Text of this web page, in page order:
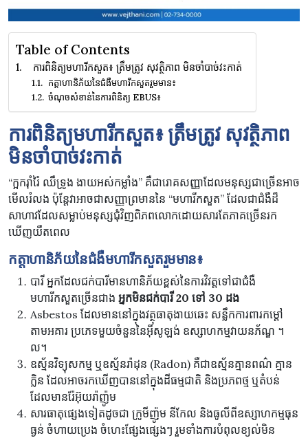
Table of Contents
ការពិនិត្យមហារីកសួត៖ ត្រឹមត្រូវ សុវត្ថិភាព មិនចាំបាច់វះកាត់
កត្តាហានិភ័យនៃជំងឺមហារីកសួតរួមមាន៖
ចំណុចសំខាន់នៃការពិនិត្យ EBUS៖
ការពិនិត្យមហារីកសួត៖ ត្រឹមត្រូវ សុវត្ថិភាព
មិនចាំបាច់វះកាត់
“ក្អករ៉ាំរ៉ៃ ឈឺទ្រូង ងាយអស់កម្លាំង” គឺជារោគសញ្ញាដែលមនុស្សជាច្រើនអាច
មើលរំលង ប៉ុន្តែវាអាចជាសញ្ញាព្រមាននៃ “មហារីកសួត” ដែលជាជំងឺដ៏
សាហាវដែលសម្លាប់មនុស្សជុំវិញពិភពលោកដោយសារតែភាគច្រើនរក
ឃើញយឺតពេល
កត្តាហានិភ័យនៃជំងឺមហារីកសួតរួមមាន៖
បារី អ្នកដែលជក់បារីមានហានិភ័យខ្ពស់នៃការវិវត្តទៅជាជំងឺ
មហារីកសួតច្រើនជាង អ្នកមិនជក់បារី20 ទៅ 30 ដង
Asbestos ដែលមាននៅក្នុងវត្ថុធាតុងាយឆេះ សន្លឹកការពារកម្ដៅ
តាមអគារ ប្រភេទមួយចំនួននៃអ៊ីសូឡង់ ឧស្សាហកម្មវាយនភ័ណ្ឌ ។
ល។
ឧស្ម័នវិទ្យុសកម្ម ឬឧស្ម័នរ៉ាដុន (Radon) គឺជាឧស្ម័នគ្មានពណ៌ គ្មាន
ក្លិន ដែលអាចរកឃើញបាននៅក្នុងដីធម្មជាតិ និងប្រភពថ្ម ឬតំបន់
ដែលមានរ៉ែអ៊ុយរ៉ាញ៉ូម
សារធាតុផ្សេងទៀតដូចជា ក្រូមីញ៉ូម នីកែល និងធូលីពីឧស្សាហកម្មធុន
ធ្ងន់ ចំហាយប្រេង ចំហេះផ្សែងផ្សេងៗ រួមទាំងការបំពុលខ្យល់មិន